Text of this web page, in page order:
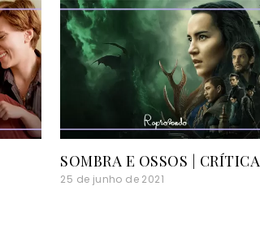
SOMBRA E OSSOS | CRÍTICA
25 de junho de 2021